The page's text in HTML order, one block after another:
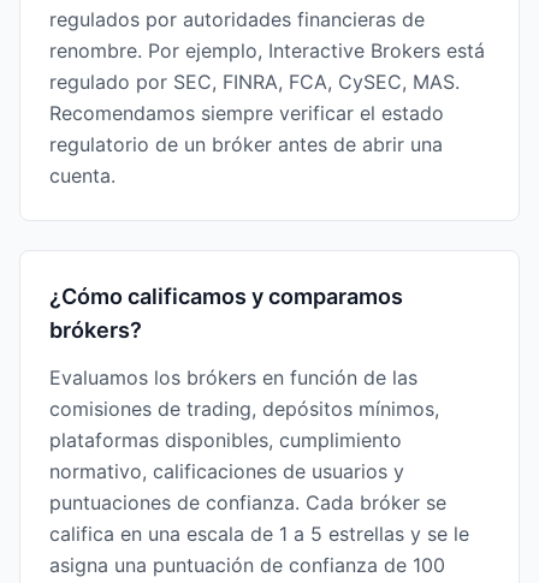
regulados por autoridades financieras de
renombre. Por ejemplo, Interactive Brokers está
regulado por SEC, FINRA, FCA, CySEC, MAS.
Recomendamos siempre verificar el estado
regulatorio de un bróker antes de abrir una
cuenta.
¿Cómo calificamos y comparamos
brókers?
Evaluamos los brókers en función de las
comisiones de trading, depósitos mínimos,
plataformas disponibles, cumplimiento
normativo, calificaciones de usuarios y
puntuaciones de confianza. Cada bróker se
califica en una escala de 1 a 5 estrellas y se le
asigna una puntuación de confianza de 100